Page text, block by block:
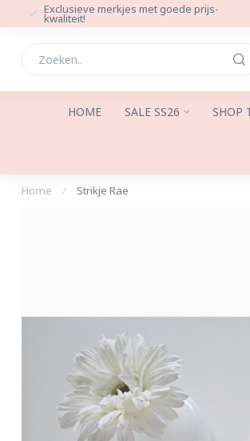
Exclusieve merkjes met goede prijs-
kwaliteit!
HOME SALE SS26 SHOP
Home / Strikje Rae